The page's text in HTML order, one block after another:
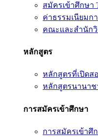
สมัครเข้าศึกษา
ค่าธรรมเนียมก
คณะและสำนัก
หลักสูตร
หลักสูตรที่เปิดส
หลักสูตรนานาช
การสมัครเข้าศึกษา
การสมัครเข้า